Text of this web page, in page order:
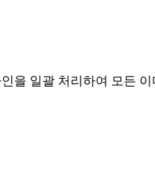
을 일괄 처리하여 모든